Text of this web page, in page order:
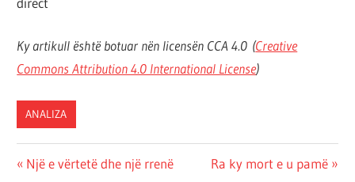
Ky artikull është botuar nën licensën CCA 4.0 (Creative
Commons Attribution 4.0 International License)
ANALIZA
Post
Previous
Një e vërtetë dhe një rrenë
Next
Ra ky mort e u pamë